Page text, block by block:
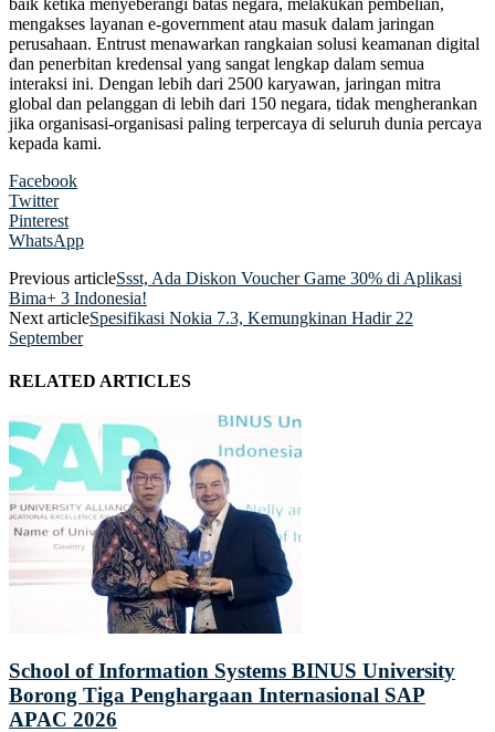
mengakses layanan e-government atau masuk dalam jaringan
perusahaan. Entrust menawarkan rangkaian solusi keamanan digital
dan penerbitan kredensal yang sangat lengkap dalam semua
interaksi ini. Dengan lebih dari 2500 karyawan, jaringan mitra
global dan pelanggan di lebih dari 150 negara, tidak mengherankan
jika organisasi-organisasi paling terpercaya di seluruh dunia percaya
kepada kami.
Facebook
Twitter
Pinterest
WhatsApp
Previous articleSsst, Ada Diskon Voucher Game 30% di Aplikasi
Bima+ 3 Indonesia!
Next articleSpesifikasi Nokia 7.3, Kemungkinan Hadir 22
September
RELATED ARTICLES
School of Information Systems BINUS University
Borong Tiga Penghargaan Internasional SAP
APAC 2026